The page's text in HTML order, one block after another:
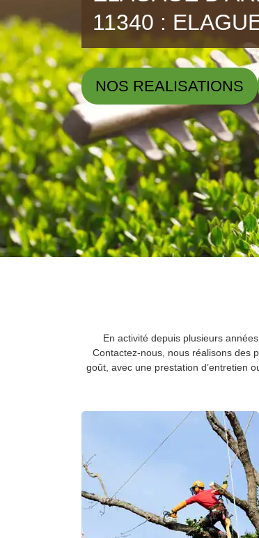
11340 :
NOS REALISATIONS
En activité depuis plusieurs
Contactez-nous, nous réalisons des
goût, avec une prestation d’entretien